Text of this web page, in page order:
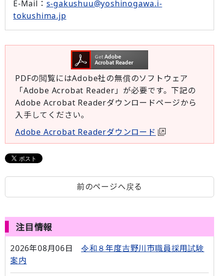
E-Mail ： s-gakushuu@yoshinogawa.i-
tokushima.jp
PDFの閲覧にはAdobe社の無償のソフトウェア
「Adobe Acrobat Reader」が必要です。下記の
Adobe Acrobat Readerダウンロードページから
入手してください。
Adobe Acrobat Readerダウンロード
前のページへ戻る
注目情報
2026年08月06日
令和８年度吉野川市職員採用試験
案内